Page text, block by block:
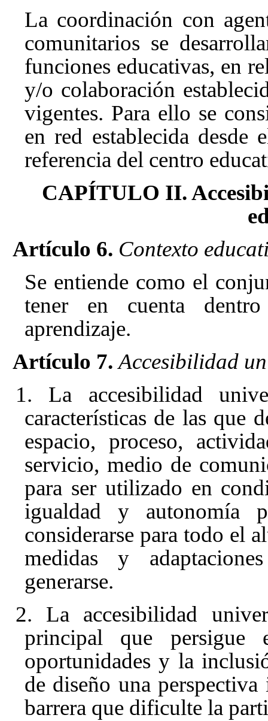
La coordinación con
comunitarios se
funciones educativas, en
y/o colaboración
vigentes. Para ello se
en red establecida
referencia del centro
CAPÍTULO II.
Artículo 6. Contexto
Se entiende como el
tener en cuenta
aprendizaje.
Artículo 7. Accesibilidad
1. La accesibilidad
características de las que
espacio, proceso,
servicio, medio de
para ser utilizado en
igualdad y autonomía
considerarse para todo el
medidas y
generarse.
2. La accesibilidad
principal que
oportunidades y la
de diseño una
barrera que dificulte la